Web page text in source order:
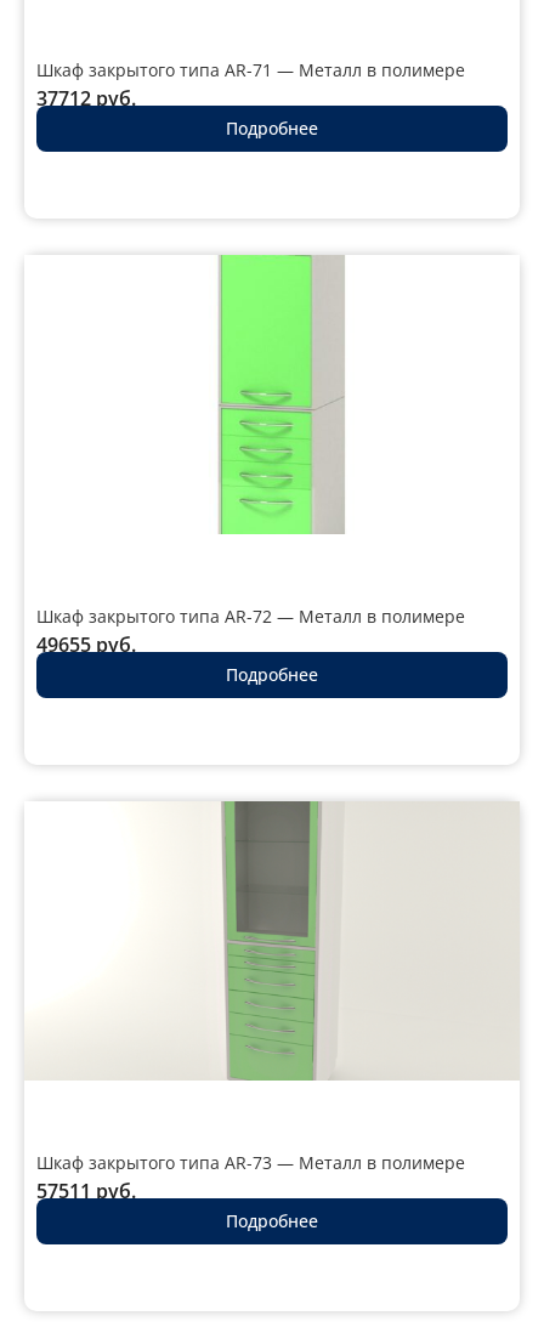
Шкаф закрытого типа AR-71 — Металл в полимере
37712 руб.
Подробнее
Шкаф закрытого типа AR-72 — Металл в полимере
49655 руб.
Подробнее
Шкаф закрытого типа AR-73 — Металл в полимере
57511 руб.
Подробнее